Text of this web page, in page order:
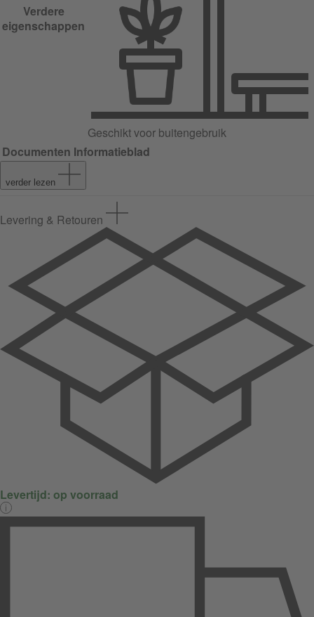
Verdere
eigenschappen
Geschikt voor buitengebruik
Documenten Informatieblad
verder lezen
Levering & Retouren
Levertijd: op voorraad